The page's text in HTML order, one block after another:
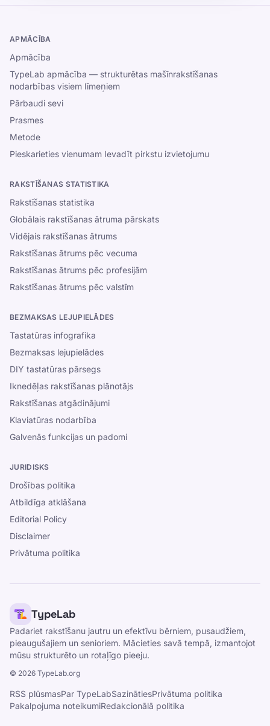
APMĀCĪBA
Apmācība
TypeLab apmācība — strukturētas mašīnrakstīšanas
nodarbības visiem līmeņiem
Pārbaudi sevi
Prasmes
Metode
Pieskarieties vienumam Ievadīt pirkstu izvietojumu
RAKSTĪŠANAS STATISTIKA
Rakstīšanas statistika
Globālais rakstīšanas ātruma pārskats
Vidējais rakstīšanas ātrums
Rakstīšanas ātrums pēc vecuma
Rakstīšanas ātrums pēc profesijām
Rakstīšanas ātrums pēc valstīm
BEZMAKSAS LEJUPIELĀDES
Tastatūras infografika
Bezmaksas lejupielādes
DIY tastatūras pārsegs
Iknedēļas rakstīšanas plānotājs
Rakstīšanas atgādinājumi
Klaviatūras nodarbība
Galvenās funkcijas un padomi
JURIDISKS
Drošības politika
Atbildīga atklāšana
Editorial Policy
Disclaimer
Privātuma politika
TypeLab
Padariet rakstīšanu jautru un efektīvu bērniem, pusaudžiem,
pieaugušajiem un senioriem. Mācieties savā tempā, izmantojot
mūsu strukturēto un rotaļīgo pieeju.
© 2026 TypeLab.org
RSS plūsmasPar TypeLabSazinātiesPrivātuma politika
Pakalpojuma noteikumiRedakcionālā politika